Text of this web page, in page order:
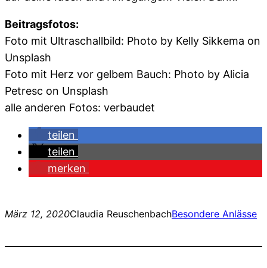
Beitragsfotos:
Foto mit Ultraschallbild: Photo by Kelly Sikkema on
Unsplash
Foto mit Herz vor gelbem Bauch: Photo by Alicia
Petresc on Unsplash
alle anderen Fotos: verbaudet
teilen
teilen
merken
März 12, 2020Claudia ReuschenbachBesondere Anlässe